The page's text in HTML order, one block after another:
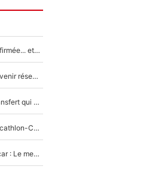
La signature du grand rival de Paul Seixas est confirmée... et c'est une excellente nouvelle pour l'équipe Decathlon-CMA CGM !
Tour de France - Échec sur échec, voilà ce que l’avenir réserve à Paul Seixas : «Tant qu’il y aura un Pogacar comme celui-là...»
Paul Seixas chez UAE avec Tadej Pogacar : Le transfert qui effraie le peloton, «c’est la pire des choses qui puisse arriver»
Une signature très importante se prépare chez Decathlon-CMA CGM pour aider Paul Seixas à gagner le Tour de France 2027
Paul Seixas en route pour succéder à Tadej Pogacar : Le meilleur est annoncé pour l’avenir de la pépite française